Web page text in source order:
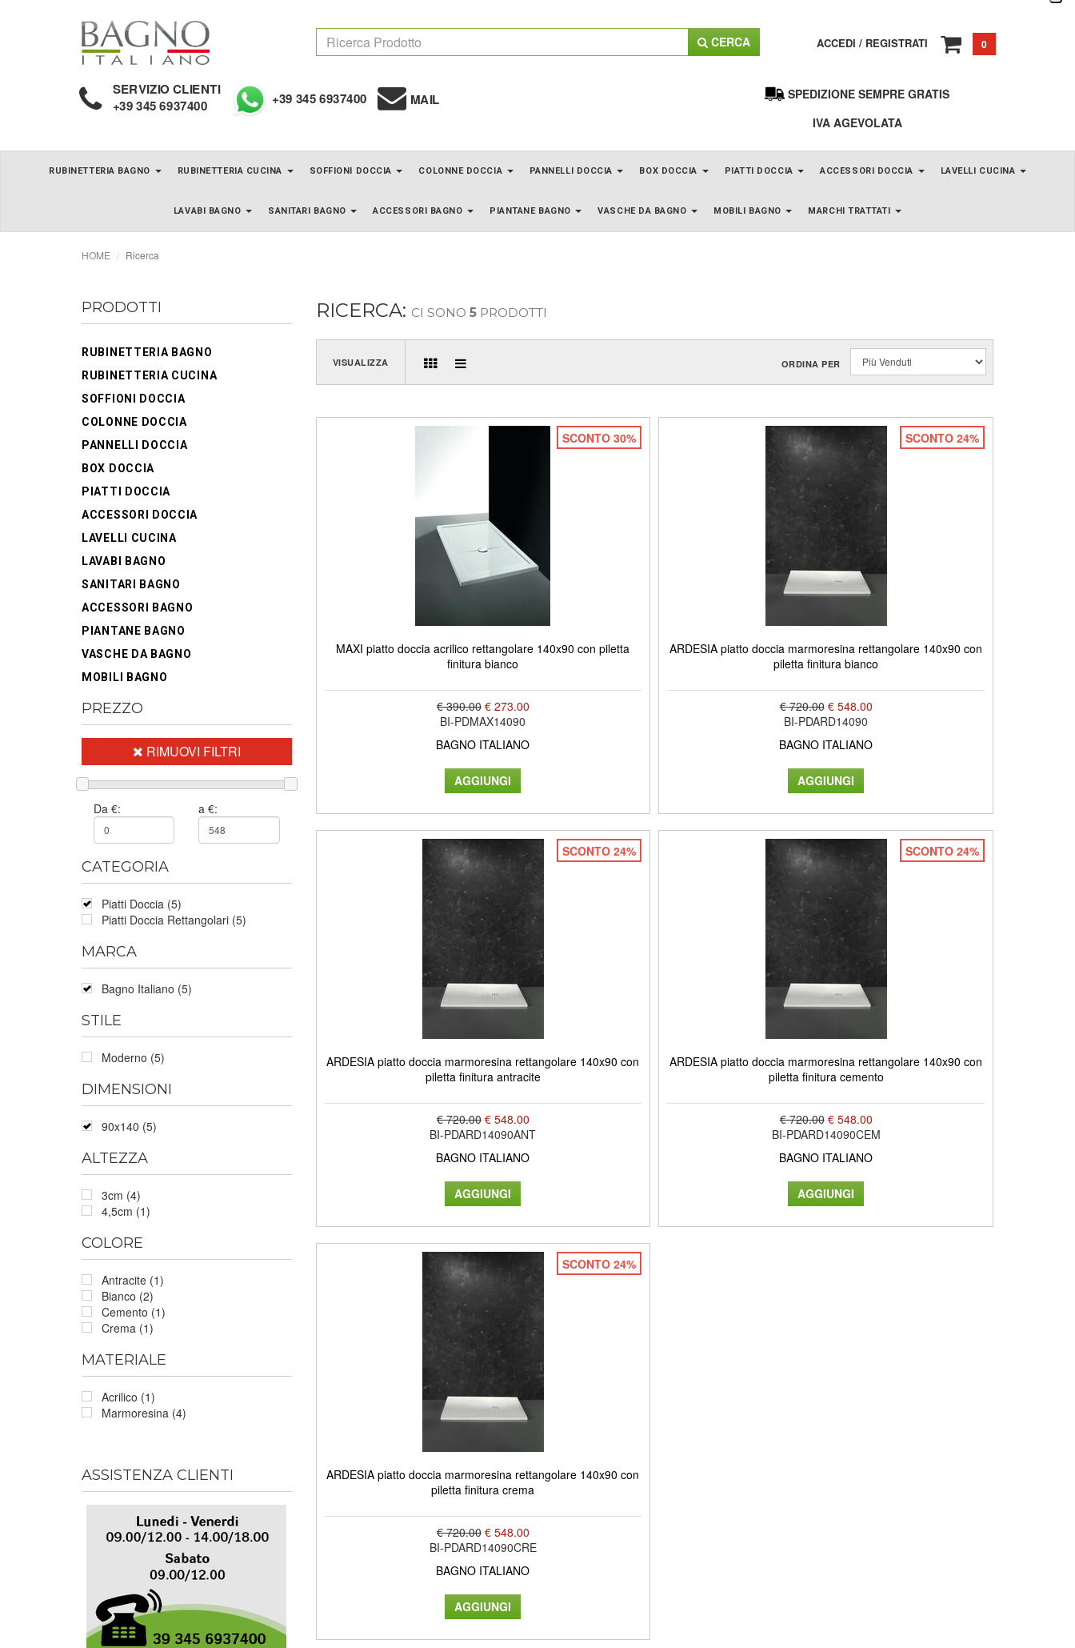
CERCA ACCEDI / REGISTRATI 0
SERVIZIO CLIENTI
+39 345 6937400 +39 345 6937400 MAIL
SPEDIZIONE SEMPRE GRATIS
IVA AGEVOLATA
RUBINETTERIA BAGNO RUBINETTERIA CUCINA SOFFIONI DOCCIA COLONNE DOCCIA PANNELLI DOCCIA BOX DOCCIA PIATTI DOCCIA ACCESSORI DOCCIA LAVELLI CUCINA
LAVABI BAGNO SANITARI BAGNO ACCESSORI BAGNO PIANTANE BAGNO VASCHE DA BAGNO MOBILI BAGNO MARCHI TRATTATI
HOME Ricerca
PRODOTTI
RUBINETTERIA BAGNO
RUBINETTERIA CUCINA
SOFFIONI DOCCIA
COLONNE DOCCIA
PANNELLI DOCCIA
BOX DOCCIA
PIATTI DOCCIA
ACCESSORI DOCCIA
LAVELLI CUCINA
LAVABI BAGNO
SANITARI BAGNO
ACCESSORI BAGNO
PIANTANE BAGNO
VASCHE DA BAGNO
MOBILI BAGNO
PREZZO
RIMUOVI FILTRI
Da €: a €:
CATEGORIA
Piatti Doccia (5)
Piatti Doccia Rettangolari (5)
MARCA
Bagno Italiano (5)
STILE
Moderno (5)
DIMENSIONI
90x140 (5)
ALTEZZA
3cm (4)
4,5cm (1)
COLORE
Antracite (1)
Bianco (2)
Cemento (1)
Crema (1)
MATERIALE
Acrilico (1)
Marmoresina (4)
ASSISTENZA CLIENTI
RICERCA: CI SONO 5PRODOTTI
VISUALIZZA ORDINA PER
SCONTO 30%
MAXI piatto doccia acrilico rettangolare 140x90 con piletta
finitura bianco
€ 390.00 € 273.00
BI-PDMAX14090
BAGNO ITALIANO
SCONTO 24%
ARDESIA piatto doccia marmoresina rettangolare 140x90 con
piletta finitura bianco
€ 720.00 € 548.00
BI-PDARD14090
BAGNO ITALIANO
SCONTO 24%
ARDESIA piatto doccia marmoresina rettangolare 140x90 con
piletta finitura antracite
€ 720.00 € 548.00
BI-PDARD14090ANT
BAGNO ITALIANO
SCONTO 24%
ARDESIA piatto doccia marmoresina rettangolare 140x90 con
piletta finitura cemento
€ 720.00 € 548.00
BI-PDARD14090CEM
BAGNO ITALIANO
SCONTO 24%
ARDESIA piatto doccia marmoresina rettangolare 140x90 con
piletta finitura crema
€ 720.00 € 548.00
BI-PDARD14090CRE
BAGNO ITALIANO